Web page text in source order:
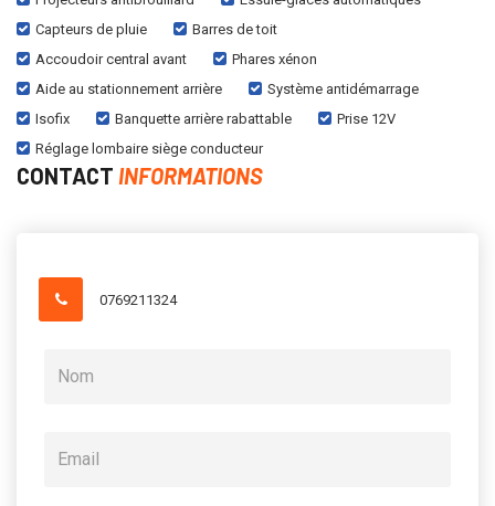
Capteurs de pluie
Barres de toit
Accoudoir central avant
Phares xénon
Aide au stationnement arrière
Système antidémarrage
Isofix
Banquette arrière rabattable
Prise 12V
Réglage lombaire siège conducteur
CONTACT INFORMATIONS
0769211324